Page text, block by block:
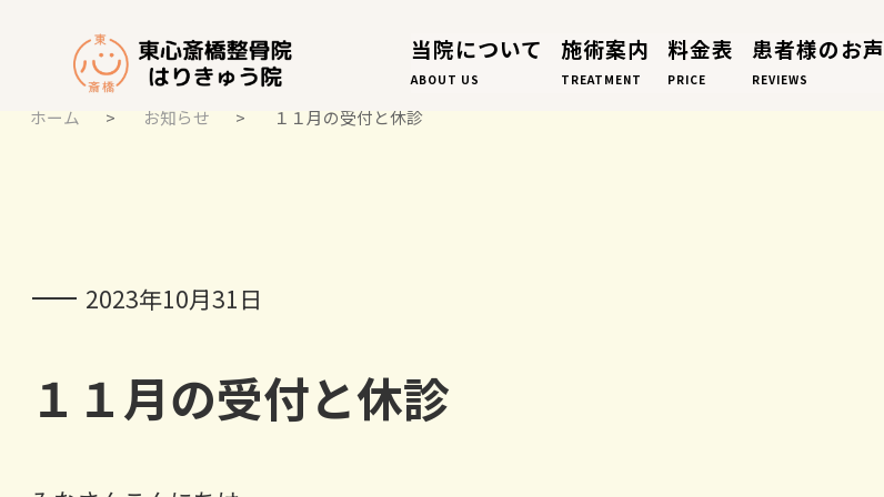
当院について
ABOUT US
施術案内
TREATMENT
料金表
PRICE
患者様のお声
REVIEWS
ホーム > お知らせ > １１月の受付と休診
2023年10月31日
１１月の受付と休診